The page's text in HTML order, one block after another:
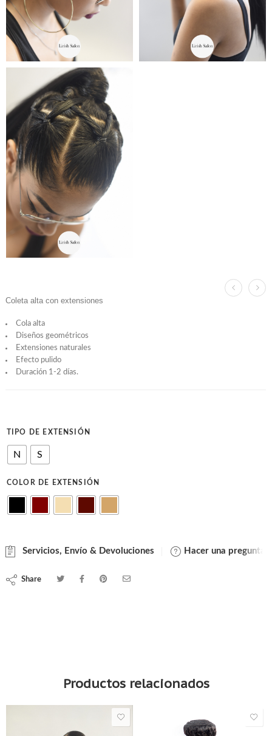
Coleta alta con extensiones
Cola alta
Diseños geométricos
Extensiones naturales
Efecto pulido
Duración 1-2 días.
TIPO DE EXTENSIÓN
N S
COLOR DE EXTENSIÓN
Servicios, Envío & Devoluciones Hacer una pregunta
Share
Productos relacionados